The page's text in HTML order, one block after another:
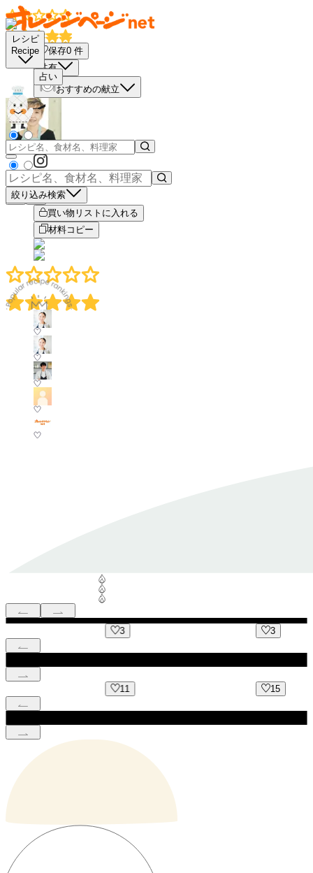
レシピ
Recipe
占い
絞り込み検索
保存0 件
共有
おすすめの献立
－
＋
買い物リストに入れる
材料コピー